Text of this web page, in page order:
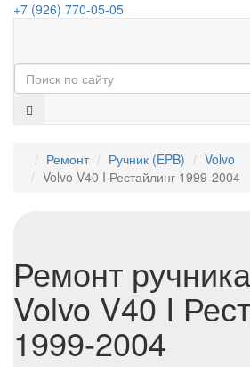
+7 (926) 770-05-05
Ремонт ⁠Ручник (EPB)
Volvo
Volvo V40 I Рестайлинг 1999-2004
Ремонт
Volvo V40 I
1999-2004